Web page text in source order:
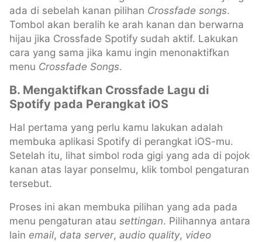
ada di sebelah kanan pilihan Crossfade songs.
Tombol akan beralih ke arah kanan dan berwarna
hijau jika Crossfade Spotify sudah aktif. Lakukan
cara yang sama jika kamu ingin menonaktifkan
menu Crossfade Songs.
B. Mengaktifkan Crossfade Lagu di
Spotify pada Perangkat iOS
Hal pertama yang perlu kamu lakukan adalah
membuka aplikasi Spotify di perangkat iOS-mu.
Setelah itu, lihat simbol roda gigi yang ada di pojok
kanan atas layar ponselmu, klik tombol pengaturan
tersebut.
Proses ini akan membuka pilihan yang ada pada
menu pengaturan atau settingan. Pilihannya antara
lain email, data server, audio quality, video